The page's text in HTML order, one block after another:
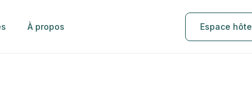
À propos Espace hôte